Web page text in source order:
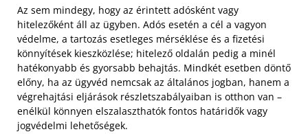
Az sem mindegy, hogy az érintett adósként vagy
hitelezőként áll az ügyben. Adós esetén a cél a vagyon
védelme, a tartozás esetleges mérséklése és a fizetési
könnyítések kieszközlése; hitelező oldalán pedig a minél
hatékonyabb és gyorsabb behajtás. Mindkét esetben döntő
előny, ha az ügyvéd nemcsak az általános jogban, hanem a
végrehajtási eljárások részletszabályaiban is otthon van –
enélkül könnyen elszalaszthatók fontos határidők vagy
jogvédelmi lehetőségek.